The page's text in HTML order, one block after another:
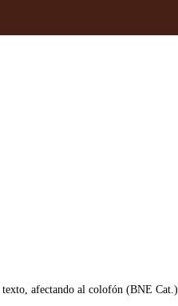
afectando al colofón (BNE Cat.)